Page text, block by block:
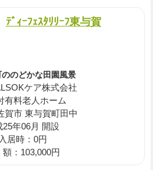
ﾃﾞｨｰﾌｪｽﾀﾘﾘｰﾌ東与賀
のどかな田園風景
ケア株式会社
有料老人ホーム
賀市 東与賀町田中
25年06月 開設
入居時：0円
：103,000円